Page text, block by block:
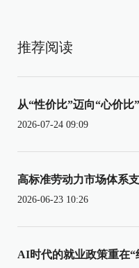
推荐阅读
从“性价比”迈向“心价比
2026-07-24 09:09
高标准劳动力市场体系
2026-06-23 10:26
AI时代的就业政策重在“